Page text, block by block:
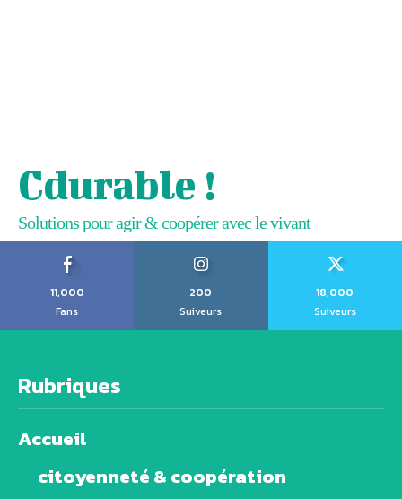
Cdurable !
Solutions pour agir & coopérer avec le vivant
11,000
Fans
200
Suiveurs
18,000
Suiveurs
Rubriques
Accueil
citoyenneté & coopération